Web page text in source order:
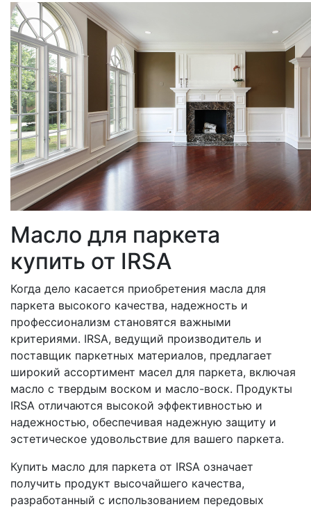
Масло для паркета
купить от IRSA
Когда дело касается приобретения масла для
паркета высокого качества, надежность и
профессионализм становятся важными
критериями. IRSA, ведущий производитель и
поставщик паркетных материалов, предлагает
широкий ассортимент масел для паркета, включая
масло с твердым воском и масло-воск. Продукты
IRSA отличаются высокой эффективностью и
надежностью, обеспечивая надежную защиту и
эстетическое удовольствие для вашего паркета.
Купить масло для паркета от IRSA означает
получить продукт высочайшего качества,
разработанный с использованием передовых